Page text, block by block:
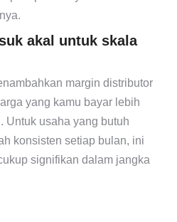
akal untuk skala
margin distributor
yang kamu bayar lebih
Untuk usaha yang butuh
konsisten setiap bulan, ini
signifikan dalam jangka